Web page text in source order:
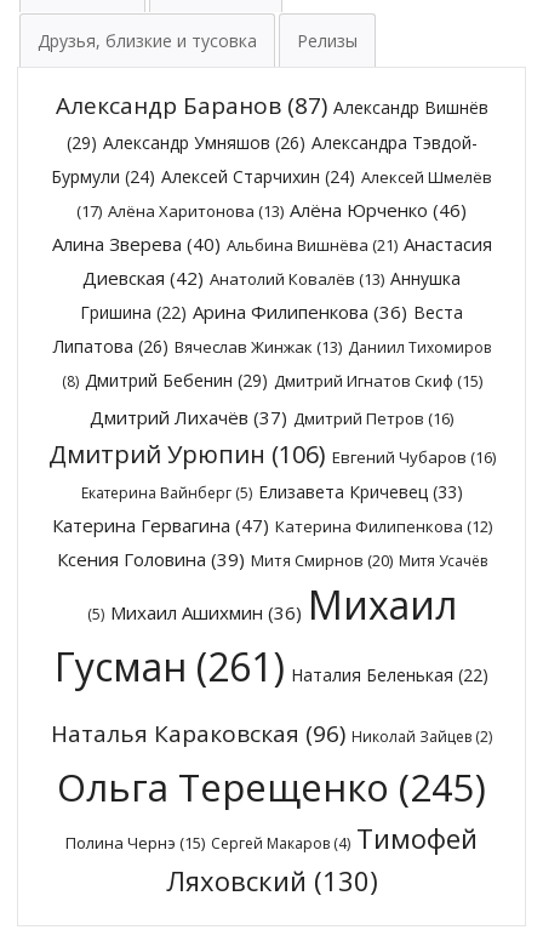
Друзья, близкие и тусовка Релизы
Александр Баранов(87) Александр Вишнёв
(29) Александр Умняшов (26) Александра Тэвдой-
Бурмули (24) Алексей Старчихин (24) Алексей Шмелёв
(17) Алёна Харитонова (13) Алёна Юрченко (46)
Алина Зверева (40) Альбина Вишнёва (21) Анастасия
Диевская (42) Анатолий Ковалёв (13) Аннушка
Гришина (22) Арина Филипенкова (36) Веста
Липатова (26) Вячеслав Жинжак (13) Даниил Тихомиров
(8) Дмитрий Бебенин (29) Дмитрий Игнатов Скиф (15)
Дмитрий Лихачёв (37) Дмитрий Петров (16)
Дмитрий Урюпин (106) Евгений Чубаров (16)
Екатерина Вайнберг(5) Елизавета Кричевец(33)
Катерина Гервагина (47) Катерина Филипенкова (12)
Ксения Головина (39) Митя Смирнов (20) Митя Усачёв
(5) Михаил Ашихмин (36) Михаил
Гусман (261) Наталия Беленькая (22)
Наталья Караковская (96) Николай Зайцев (2)
Ольга Терещенко (245)
Полина Чернэ (15) Сергей Макаров (4) Тимофей
Ляховский (130)